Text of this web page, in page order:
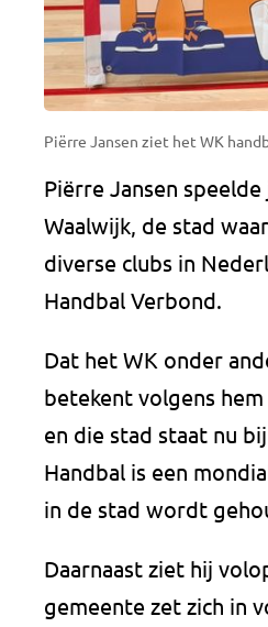
Piërre Jansen ziet het WK
Piërre Jansen
Waalwijk, de stad
diverse clubs in
Handbal Verbond.
Dat het WK onder
betekent volgens
en die stad staat nu
Handbal is een
in de stad wordt
Daarnaast ziet hij
gemeente zet zich in